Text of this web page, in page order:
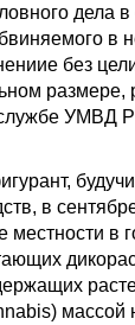
дела
в
без
УМВД
в
местности в
массой